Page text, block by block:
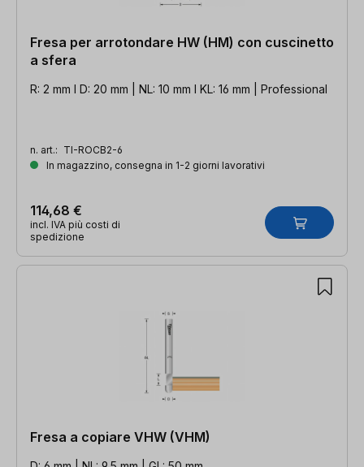
Fresa per arrotondare HW (HM) con cuscinetto
a sfera
R: 2 mm l D: 20 mm | NL: 10 mm l KL: 16 mm | Professional
n. art.: TI-ROCB2-6
In magazzino, consegna in 1-2 giorni lavorativi
114,68 €
incl. IVA più costi di
spedizione
Fresa a copiare VHW (VHM)